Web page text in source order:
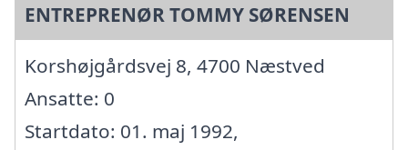
ENTREPRENØR TOMMY SØRENSEN
Korshøjgårdsvej 8, 4700 Næstved
Ansatte: 0
Startdato: 01. maj 1992,